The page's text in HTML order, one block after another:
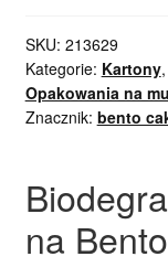
SKU: 213629
Kategorie: Kartony,
Opakowania na
Znacznik: bento
na